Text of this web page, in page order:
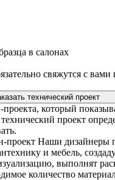
в салонах
свяжутся с вами
технический проект
который
проект
проект Наши дизайнеры
и мебель,
выполнят
количество